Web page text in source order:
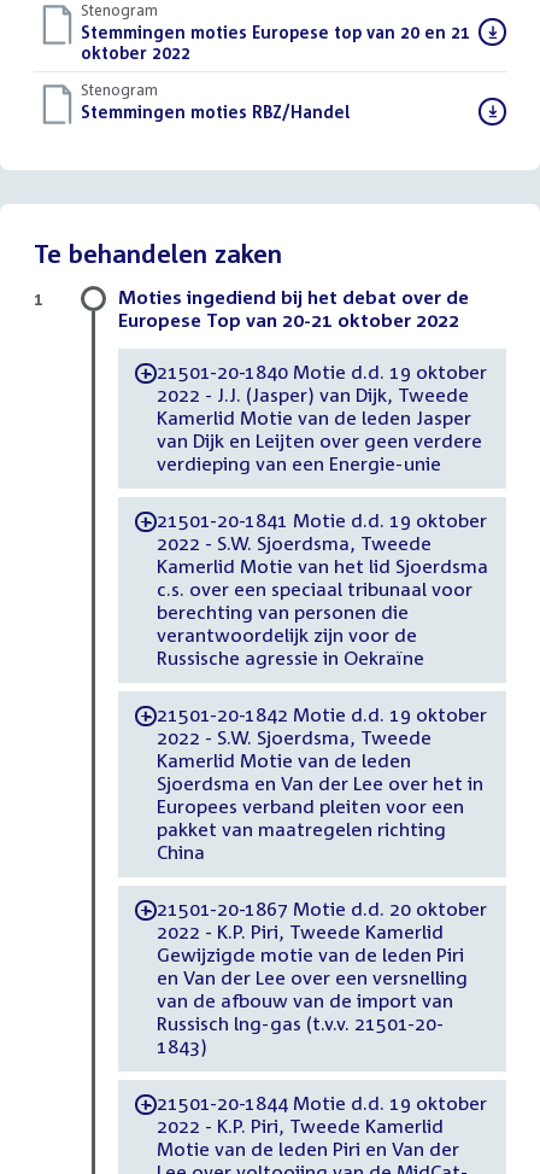
Stenogram
Download
bestand:
Stemmingen moties Europese top van 20 en 21
oktober 2022
Stenogram
Download
Stemmingen moties RBZ/Handel()
Te behandelen zaken
Moties ingediend bij het debat over de
Europese Top van 20-21 oktober 2022
-21501-20-1840 Motie d.d. 19 oktober
2022 - J.J. (Jasper) van Dijk, Tweede
Kamerlid Motie van de leden Jasper
van Dijk en Leijten over geen verdere
verdieping van een Energie-unie
-21501-20-1841 Motie d.d. 19 oktober
2022 - S.W. Sjoerdsma, Tweede
Kamerlid Motie van het lid Sjoerdsma
c.s. over een speciaal tribunaal voor
berechting van personen die
verantwoordelijk zijn voor de
Russische agressie in Oekraïne
-21501-20-1842 Motie d.d. 19 oktober
2022 - S.W. Sjoerdsma, Tweede
Kamerlid Motie van de leden
Sjoerdsma en Van der Lee over het in
Europees verband pleiten voor een
pakket van maatregelen richting
China
-21501-20-1867 Motie d.d. 20 oktober
2022 - K.P. Piri, Tweede Kamerlid
Gewijzigde motie van de leden Piri
en Van der Lee over een versnelling
van de afbouw van de import van
Russisch lng-gas (t.v.v. 21501-20-
1843)
-21501-20-1844 Motie d.d. 19 oktober
2022 - K.P. Piri, Tweede Kamerlid
Motie van de leden Piri en Van der
1